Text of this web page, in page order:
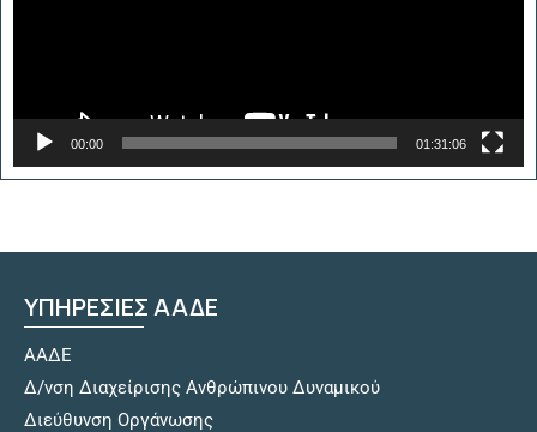
00:00 01:31:06
ΥΠΗΡΕΣΙΕΣ ΑΑΔΕ
ΑΑΔΕ
Δ/νση Διαχείρισης Ανθρώπινου Δυναμικού
Διεύθυνση Οργάνωσης